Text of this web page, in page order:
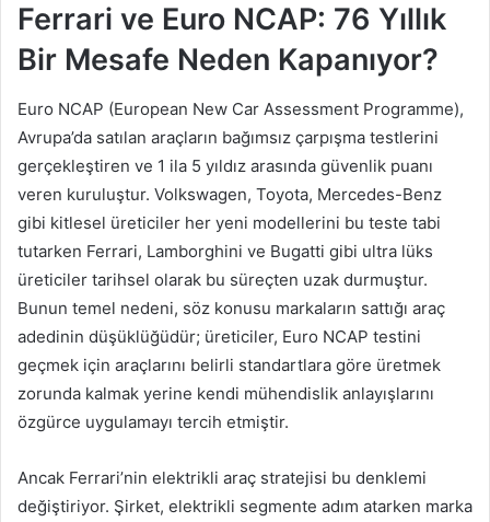
Ferrari ve Euro NCAP: 76 Yıllık
Bir Mesafe Neden Kapanıyor?
Euro NCAP (European New Car Assessment Programme),
Avrupa’da satılan araçların bağımsız çarpışma testlerini
gerçekleştiren ve 1 ila 5 yıldız arasında güvenlik puanı
veren kuruluştur. Volkswagen, Toyota, Mercedes-Benz
gibi kitlesel üreticiler her yeni modellerini bu teste tabi
tutarken Ferrari, Lamborghini ve Bugatti gibi ultra lüks
üreticiler tarihsel olarak bu süreçten uzak durmuştur.
Bunun temel nedeni, söz konusu markaların sattığı araç
adedinin düşüklüğüdür; üreticiler, Euro NCAP testini
geçmek için araçlarını belirli standartlara göre üretmek
zorunda kalmak yerine kendi mühendislik anlayışlarını
özgürce uygulamayı tercih etmiştir.
Ancak Ferrari’nin elektrikli araç stratejisi bu denklemi
değiştiriyor. Şirket, elektrikli segmente adım atarken marka